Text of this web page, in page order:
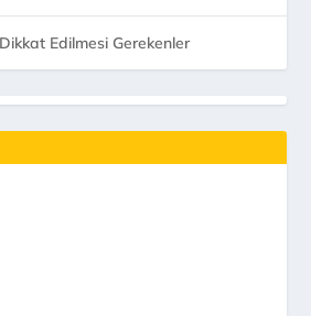
Edilmesi Gerekenler